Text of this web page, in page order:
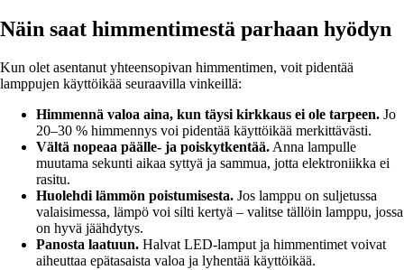
Näin saat himmentimestä parhaan hyödyn
Kun olet asentanut yhteensopivan himmentimen, voit pidentää
lamppujen käyttöikää seuraavilla vinkeillä:
Himmennä valoa aina, kun täysi kirkkaus ei ole tarpeen. Jo
20–30 % himmennys voi pidentää käyttöikää merkittävästi.
Vältä nopeaa päälle- ja poiskytkentää. Anna lampulle
muutama sekunti aikaa syttyä ja sammua, jotta elektroniikka ei
rasitu.
Huolehdi lämmön poistumisesta. Jos lamppu on suljetussa
valaisimessa, lämpö voi silti kertyä – valitse tällöin lamppu, jossa
on hyvä jäähdytys.
Panosta laatuun. Halvat LED-lamput ja himmentimet voivat
aiheuttaa epätasaista valoa ja lyhentää käyttöikää.